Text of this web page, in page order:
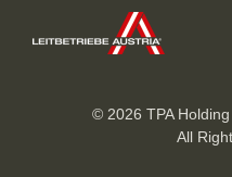
© 2026 TPA
All